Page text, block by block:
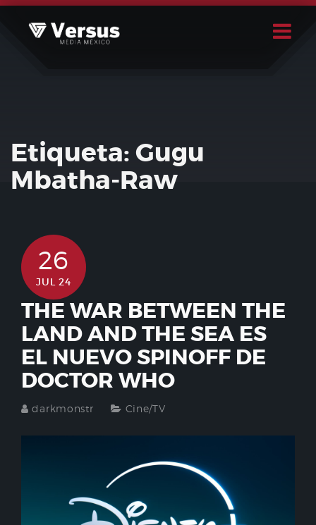
Skip
Etiqueta:Gugu
Mbatha-Raw
26
JUL 24
THE WAR BETWEEN THE
LAND AND THE SEA ES
EL NUEVO SPINOFF DE
DOCTOR WHO
darkmonstr Cine/TV